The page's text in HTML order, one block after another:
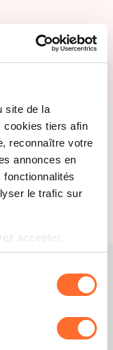
site de la
cookies tiers afin
reconnaître votre
annonces en
le trafic sur
accepter,
vos préférences,
au
des différents